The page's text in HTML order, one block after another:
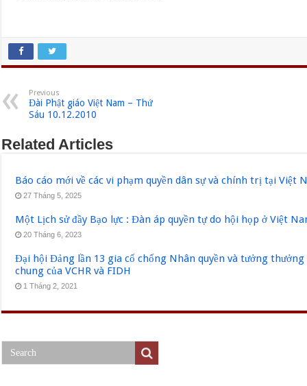
Previous
Đài Phật giáo Việt Nam – Thứ
Sáu 10.12.2010
Related Articles
Báo cáo mới về các vi phạm quyền dân sự và chính trị tại Việt
27 Tháng 5, 2025
Một Lịch sử đầy Bạo lực : Đàn áp quyền tự do hội họp ở Việt
20 Tháng 6, 2023
Đại hội Đảng lần 13 gia cố chống Nhân quyền và tưởng
chung của VCHR và FIDH
1 Tháng 2, 2021